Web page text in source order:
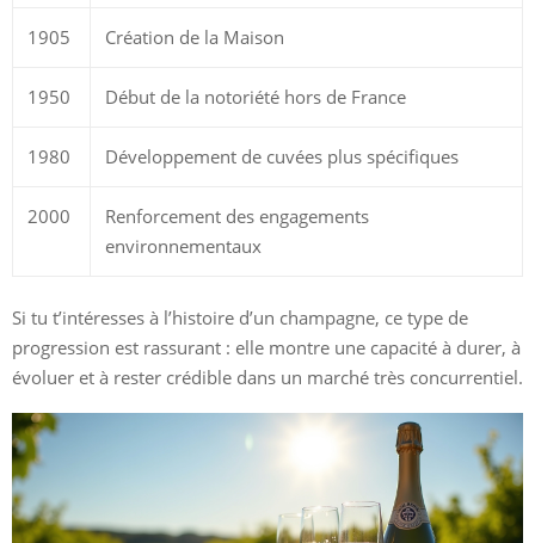
1905 Création de la Maison
1950 Début de la notoriété hors de France
1980 Développement de cuvées plus spécifiques
2000
Renforcement des engagements
environnementaux
Si tu t’intéresses à l’histoire d’un champagne, ce type de
progression est rassurant : elle montre une capacité à durer, à
évoluer et à rester crédible dans un marché très concurrentiel.